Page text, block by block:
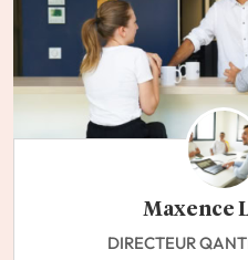
Maxence
DIRECTEUR